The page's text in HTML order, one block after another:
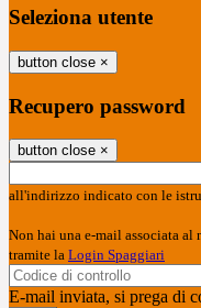
Seleziona utente
button close ×
Recupero password
button close ×
all'indirizzo indicato con le
Non hai una e-mail associata al
tramite la Login Spaggiari
E-mail inviata, si prega di